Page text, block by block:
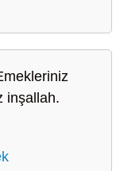
inşallah.